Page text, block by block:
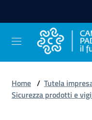
Avviare
Home / Tutela
Sicurezza prodotti e